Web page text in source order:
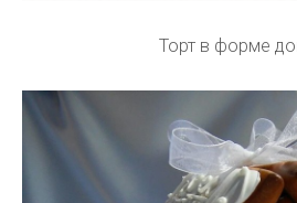
Торт в форме